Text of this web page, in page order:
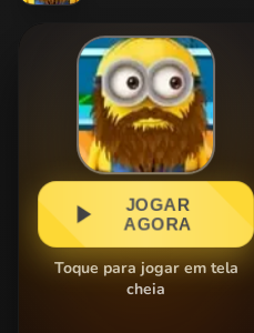
JOGAR
AGORA
Toque para jogar em tela
cheia